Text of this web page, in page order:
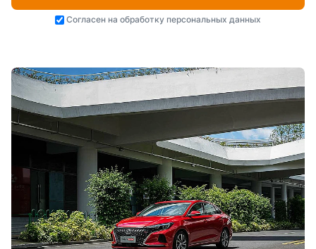
Согласен на обработку персональных данных